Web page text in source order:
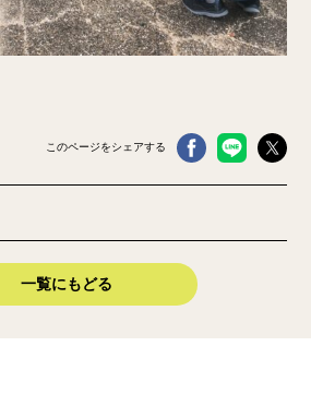
このページをシェアする
一覧にもどる